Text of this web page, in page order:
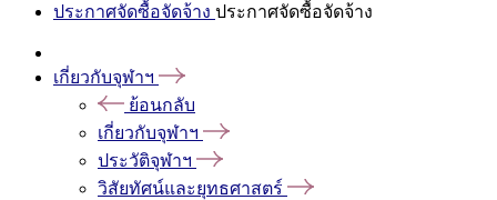
ประกาศจัดซื้อจัดจ้าง ประกาศจัดซื้อจัดจ้าง
เกี่ยวกับจุฬาฯ
ย้อนกลับ
เกี่ยวกับจุฬาฯ
ประวัติจุฬาฯ
วิสัยทัศน์และยุทธศาสตร์